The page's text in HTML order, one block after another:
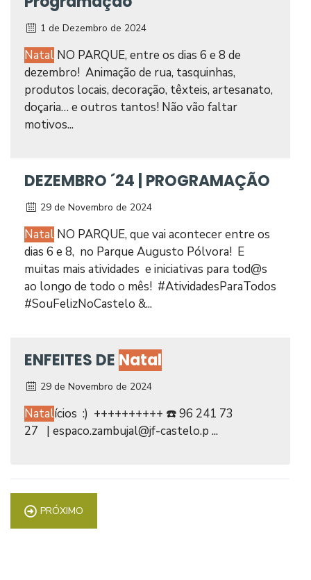
1 de Dezembro de 2024
Natal NO PARQUE, entre os dias 6 e 8 de
dezembro! Animação de rua, tasquinhas,
produtos locais, decoração, têxteis, artesanato,
doçaria… e outros tantos! Não vão faltar
motivos...
DEZEMBRO ´24 | PROGRAMAÇÃO
29 de Novembro de 2024
Natal NO PARQUE, que vai acontecer entre os
dias 6 e 8, no Parque Augusto Pólvora! E
muitas mais atividades e iniciativas para tod@s
ao longo de todo o mês! #AtividadesParaTodos
#SouFelizNoCastelo &...
ENFEITES DE Natal
29 de Novembro de 2024
Natalícios :) ++++++++++ ☎️ 96 241 73
27 | espaco.zambujal@jf-castelo.p ...
PRÓXIMO